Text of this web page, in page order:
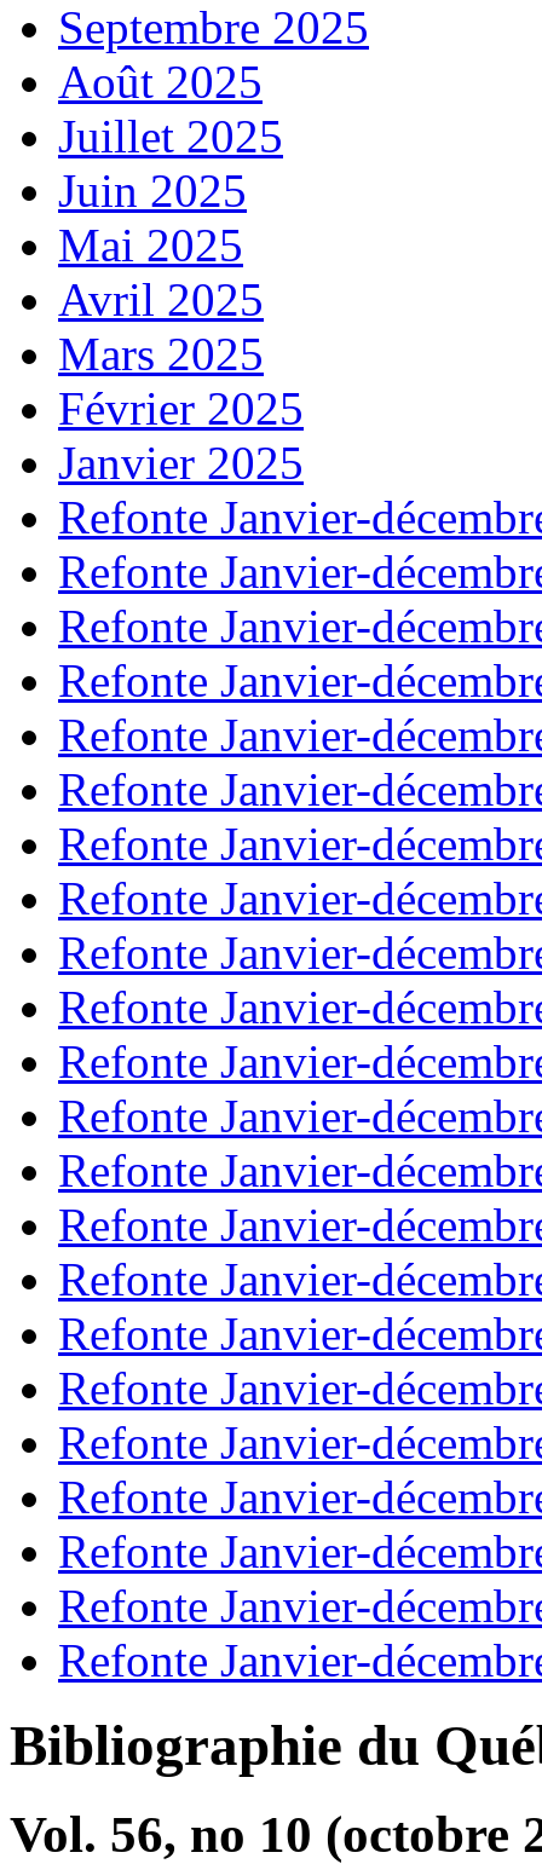
Septembre 2025
Août 2025
Juillet 2025
Juin 2025
Mai 2025
Avril 2025
Mars 2025
Février 2025
Janvier 2025
Refonte Janvier-
Refonte Janvier-
Refonte Janvier-
Refonte Janvier-
Refonte Janvier-
Refonte Janvier-
Refonte Janvier-
Refonte Janvier-
Refonte Janvier-
Refonte Janvier-
Refonte Janvier-
Refonte Janvier-
Refonte Janvier-
Refonte Janvier-
Refonte Janvier-
Refonte Janvier-
Refonte Janvier-
Refonte Janvier-
Refonte Janvier-
Refonte Janvier-
Refonte Janvier-
Refonte Janvier-
Bibliographie du
Vol. 56, no 10 (octobre